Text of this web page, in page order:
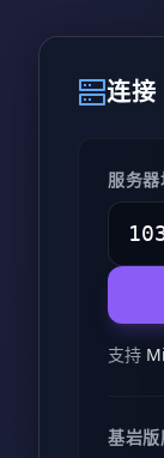
连接
服务
支持
基岩